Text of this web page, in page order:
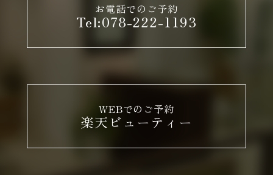
お電話でのご予約
Tel:078-222-1193
WEBでのご予約
楽天ビューティー